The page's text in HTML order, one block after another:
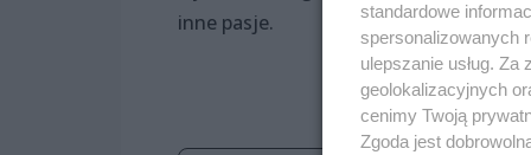
inne pasje.
standardowe
spersonalizowanych
ulepszanie usług.
geolokalizacyjnych
cenimy Twoją
Zgoda jest